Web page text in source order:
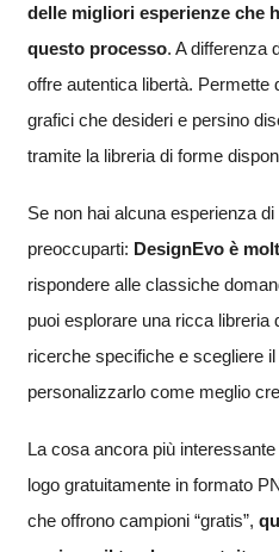
delle migliori esperienze che
questo processo. A differenza
offre autentica libertà. Permette
grafici che desideri e persino
tramite la libreria di forme
Se non hai alcuna esperienza
preoccuparti: DesignEvo è
rispondere alle classiche
puoi esplorare una ricca libreria
ricerche specifiche e scegliere
personalizzarlo come meglio
La cosa ancora più
logo gratuitamente in formato
che offrono campioni “gratis”,